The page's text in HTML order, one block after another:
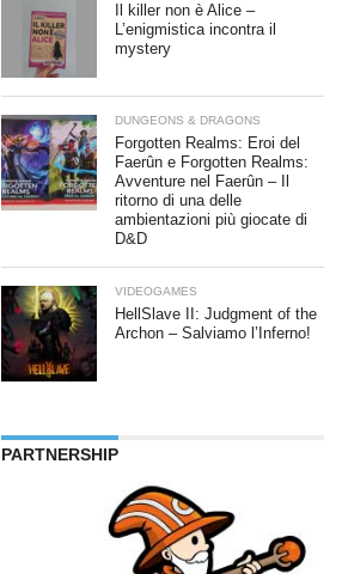
Il killer non è Alice –
L’enigmistica incontra il
mystery
DUNGEONS & DRAGONS
Forgotten Realms: Eroi del
Faerûn e Forgotten Realms:
Avventure nel Faerûn – Il
ritorno di una delle
ambientazioni più giocate di
D&D
VIDEOGAMES
HellSlave II: Judgment of the
Archon – Salviamo l’Inferno!
PARTNERSHIP